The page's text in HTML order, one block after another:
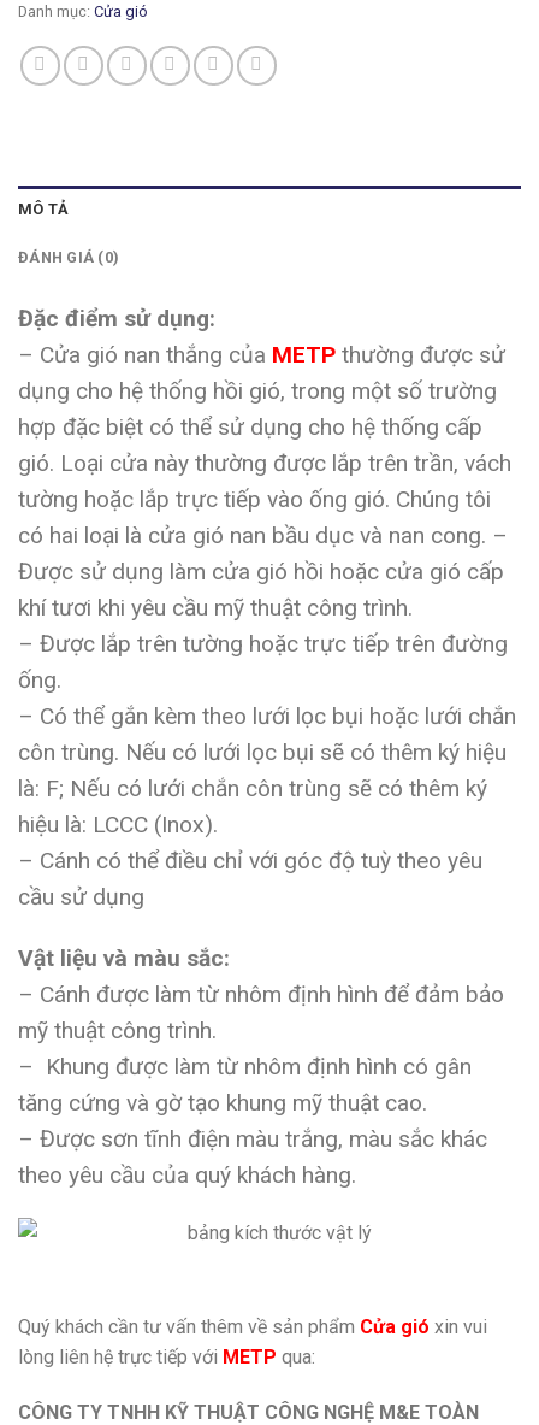
Danh mục: Cửa gió
MÔ TẢ
ĐÁNH GIÁ (0)
Đặc điểm sử dụng:
– Cửa gió nan thắng của METP thường được sử
dụng cho hệ thống hồi gió, trong một số trường
hợp đặc biệt có thể sử dụng cho hệ thống cấp
gió. Loại cửa này thường được lắp trên trần, vách
tường hoặc lắp trực tiếp vào ống gió. Chúng tôi
có hai loại là cửa gió nan bầu dục và nan cong. –
Được sử dụng làm cửa gió hồi hoặc cửa gió cấp
khí tươi khi yêu cầu mỹ thuật công trình.
– Được lắp trên tường hoặc trực tiếp trên đường
ống.
– Có thể gắn kèm theo lưới lọc bụi hoặc lưới chắn
côn trùng. Nếu có lưới lọc bụi sẽ có thêm ký hiệu
là: F; Nếu có lưới chắn côn trùng sẽ có thêm ký
hiệu là: LCCC (Inox).
– Cánh có thể điều chỉ với góc độ tuỳ theo yêu
cầu sử dụng
Vật liệu và màu sắc:
– Cánh được làm từ nhôm định hình để đảm bảo
mỹ thuật công trình.
– Khung được làm từ nhôm định hình có gân
tăng cứng và gờ tạo khung mỹ thuật cao.
– Được sơn tĩnh điện màu trắng, màu sắc khác
theo yêu cầu của quý khách hàng.
Quý khách cần tư vấn thêm về sản phẩm Cửa gió xin vui
lòng liên hệ trực tiếp với METP qua:
CÔNG TY TNHH KỸ THUẬT CÔNG NGHỆ M&E TOÀN